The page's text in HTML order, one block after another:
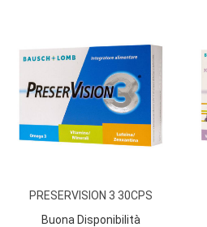
PRESERVISION 3 30CPS
Buona Disponibilità